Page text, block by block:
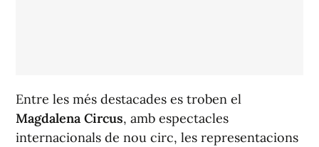
Entre les més destacades es troben el
Magdalena Circus, amb espectacles
internacionals de nou circ, les representacions